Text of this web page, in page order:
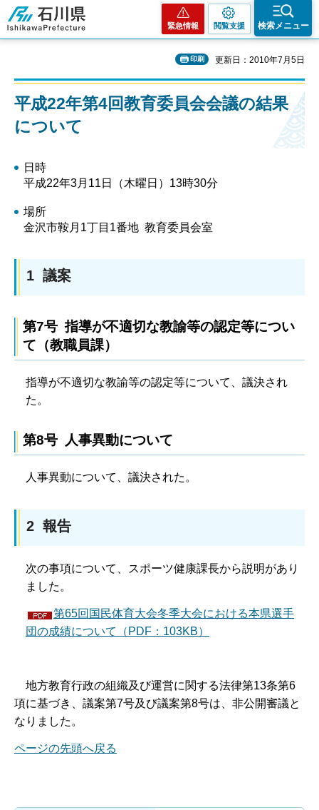
石川県
緊急情報 閲覧支援 検索メニュー
印刷 更新日：2010年7月5日
平成22年第4回教育委員会会議の結果
について
日時
平成22年3月11日（木曜日）13時30分
場所
金沢市鞍月1丁目1番地 教育委員会室
1 議案
第7号 指導が不適切な教諭等の認定等につい
て（教職員課）
指導が不適切な教諭等の認定等について、議決され
た。
第8号 人事異動について
人事異動について、議決された。
2 報告
次の事項について、スポーツ健康課長から説明があり
ました。
第65回国民体育大会冬季大会における本県選手
団の成績について（PDF：103KB）
地方教育行政の組織及び運営に関する法律第13条第6
項に基づき、議案第7号及び議案第8号は、非公開審議と
なりました。
ページの先頭へ戻る